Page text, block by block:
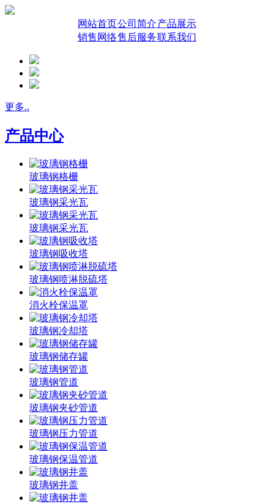
网站首页公司简介产品展示
销售网络售后服务联系我们
更多..
产品中心
玻璃钢格栅
玻璃钢采光瓦
玻璃钢采光瓦
玻璃钢吸收塔
玻璃钢喷淋脱硫塔
消火栓保温罩
玻璃钢冷却塔
玻璃钢储存罐
玻璃钢管道
玻璃钢夹砂管道
玻璃钢压力管道
玻璃钢保温管道
玻璃钢井盖